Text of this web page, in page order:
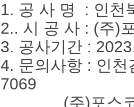
1. 공 사 명 : 인천
2.. 시 공 사 : (주)
3. 공사기간 :
4. 문의사항 : 인
7069
(주)포스코이